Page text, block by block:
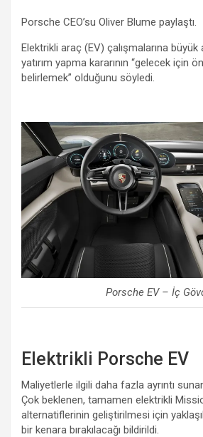
Porsche CEO’su Oliver Blume paylaştı.
Elektrikli araç (EV) çalışmalarına büyük
yatırım yapma kararının “gelecek için
belirlemek” olduğunu söyledi.
Porsche EV – İç
Elektrikli Porsche EV
Maliyetlerle ilgili daha fazla ayrıntı
Çok beklenen, tamamen elektrikli
alternatiflerinin geliştirilmesi için
bir kenara bırakılacağı bildirildi.